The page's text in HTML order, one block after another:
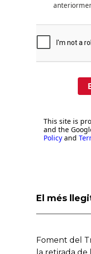
This site is
and the
Policy and
El més
Foment del